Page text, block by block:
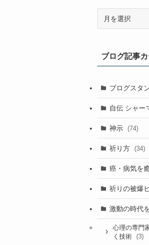
ア
ー
イ
ブ
ブログ記事
ブログスタ
自伝 シャー
神示 (74)
祈り方 (34)
癌・病気を
祈りの被爆
激動の時代
心理の専門
く技術
(3)